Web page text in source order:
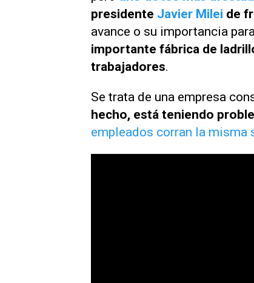
presidente Javier Milei de
avance o su importancia
importante fábrica de
trabajadores.
Se trata de una empresa
hecho, está teniendo
empleados corran la misma